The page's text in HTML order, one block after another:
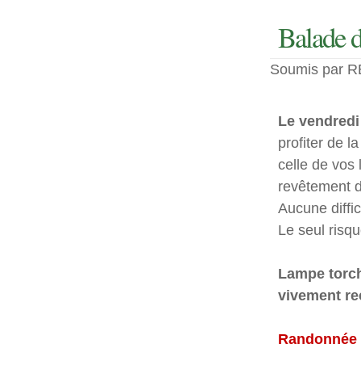
Balade
Soumis par
Le
profiter de
celle de vos
revêtement
Aucune
Le seul
Lampe
vivement